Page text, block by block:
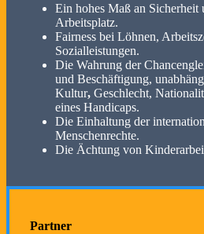
Ein hohes Maß an Sicherheit
Arbeitsplatz.
Fairness bei Löhnen,
Sozialleistungen.
Die Wahrung der
und Beschäftigung,
Kultur, Geschlecht,
eines Handicaps.
Die Einhaltung der
Menschenrechte.
Die Ächtung von
Partner